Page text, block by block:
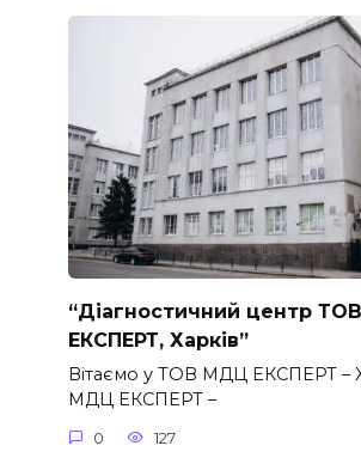
“Діагностичний центр
ЕКСПЕРТ, Харків”
Вітаємо у ТОВ МДЦ ЕКСПЕРТ –
МДЦ ЕКСПЕРТ –
0 127